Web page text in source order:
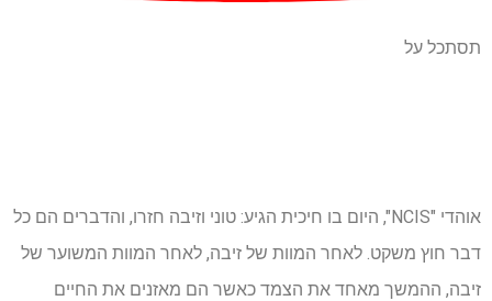
תסתכל על
אוהדי "NCIS", היום בו חיכית הגיע: טוני וזיבה חזרו, והדברים הם כל
דבר חוץ משקט. לאחר המוות של זיבה, לאחר המוות המשוער של
זיבה, ההמשך מאחד את הצמד כאשר הם מאזנים את החיים